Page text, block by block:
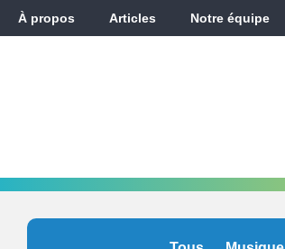
À propos Articles Notre équipe